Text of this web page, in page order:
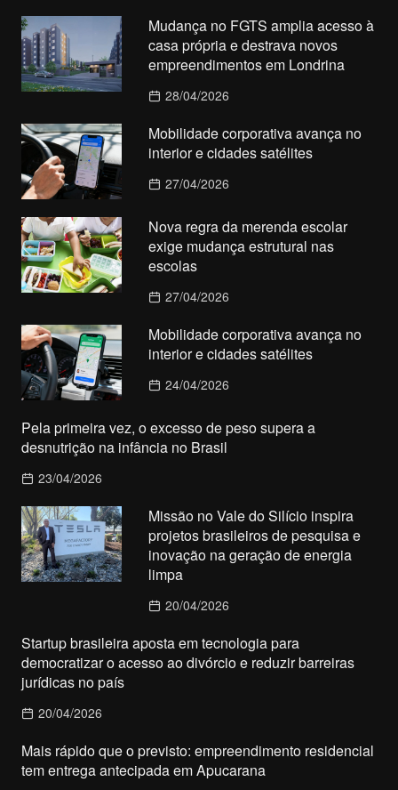
Mudança no FGTS amplia acesso à
casa própria e destrava novos
empreendimentos em Londrina
28/04/2026
Mobilidade corporativa avança no
interior e cidades satélites
27/04/2026
Nova regra da merenda escolar
exige mudança estrutural nas
escolas
27/04/2026
Mobilidade corporativa avança no
interior e cidades satélites
24/04/2026
Pela primeira vez, o excesso de peso supera a
desnutrição na infância no Brasil
23/04/2026
Missão no Vale do Silício inspira
projetos brasileiros de pesquisa e
inovação na geração de energia
limpa
20/04/2026
Startup brasileira aposta em tecnologia para
democratizar o acesso ao divórcio e reduzir barreiras
jurídicas no país
20/04/2026
Mais rápido que o previsto: empreendimento residencial
tem entrega antecipada em Apucarana